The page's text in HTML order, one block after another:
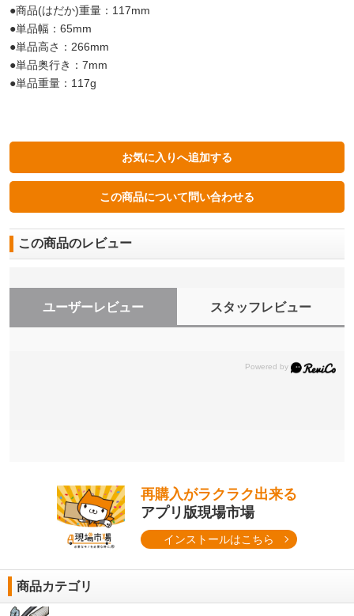
●商品(はだか)重量：117mm
●単品幅：65mm
●単品高さ：266mm
●単品奥行き：7mm
●単品重量：117g
この商品のレビュー
ユーザーレビュー スタッフレビュー
再購入がラクラク出来る
アプリ版現場市場
インストールはこちら
商品カテゴリ